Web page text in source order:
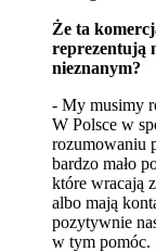
Że ta
reprezentują
nieznanym?
- My musimy
W Polsce w
rozumowaniu
bardzo mało
które wracają
albo mają
pozytywnie
w tym pomóc.